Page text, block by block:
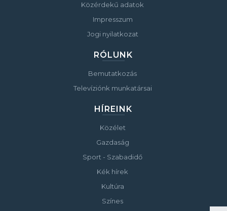
Közérdekű adatok
Impresszum
Jogi nyilatkozat
RÓLUNK
Bemutatkozás
Televíziónk munkatársai
HÍREINK
Közélet
Gazdaság
Sport - Szabadidő
Kék hírek
Kultúra
Színes